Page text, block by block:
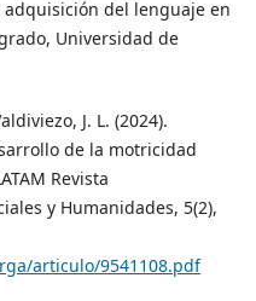
adquisición del lenguaje en
Universidad de
J. L. (2024).
de la motricidad
Revista
y Humanidades, 5(2),
articulo/9541108.pdf